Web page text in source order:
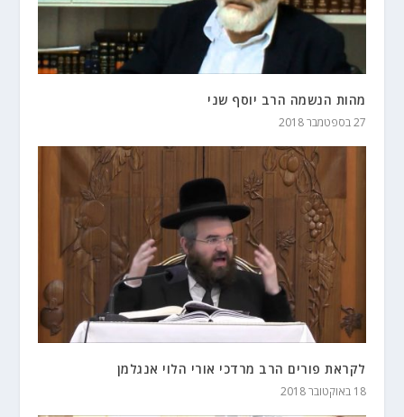
מהות הנשמה הרב יוסף שני
27 בספטמבר 2018
לקראת פורים הרב מרדכי אורי הלוי אנגלמן
18 באוקטובר 2018